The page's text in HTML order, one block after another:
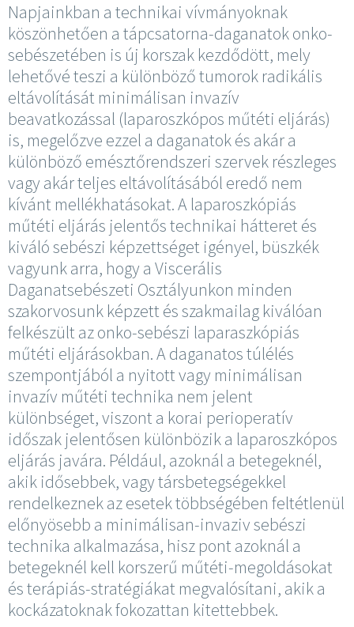
Napjainkban a technikai vívmányoknak
köszönhetően a tápcsatorna-daganatok onko-
sebészetében is új korszak kezdődött, mely
lehetővé teszi a különböző tumorok radikális
eltávolítását minimálisan invazív
beavatkozással (laparoszkópos műtéti eljárás)
is, megelőzve ezzel a daganatok és akár a
különböző emésztőrendszeri szervek részleges
vagy akár teljes eltávolításából eredő nem
kívánt mellékhatásokat. A laparoszkópiás
műtéti eljárás jelentős technikai hátteret és
kiváló sebészi képzettséget igényel, büszkék
vagyunk arra, hogy a Viscerális
Daganatsebészeti Osztályunkon minden
szakorvosunk képzett és szakmailag kiválóan
felkészült az onko-sebészi laparaszkópiás
műtéti eljárásokban. A daganatos túlélés
szempontjából a nyitott vagy minimálisan
invazív műtéti technika nem jelent
különbséget, viszont a korai perioperatív
időszak jelentősen különbözik a laparoszkópos
eljárás javára. Például, azoknál a betegeknél,
akik idősebbek, vagy társbetegségekkel
rendelkeznek az esetek többségében feltétlenül
előnyösebb a minimálisan-invaziv sebészi
technika alkalmazása, hisz pont azoknál a
betegeknél kell korszerű műtéti-megoldásokat
és terápiás-stratégiákat megvalósítani, akik a
kockázatoknak fokozattan kitettebbek.